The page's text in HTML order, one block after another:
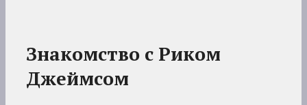
Знакомство с Риком
Джеймсом